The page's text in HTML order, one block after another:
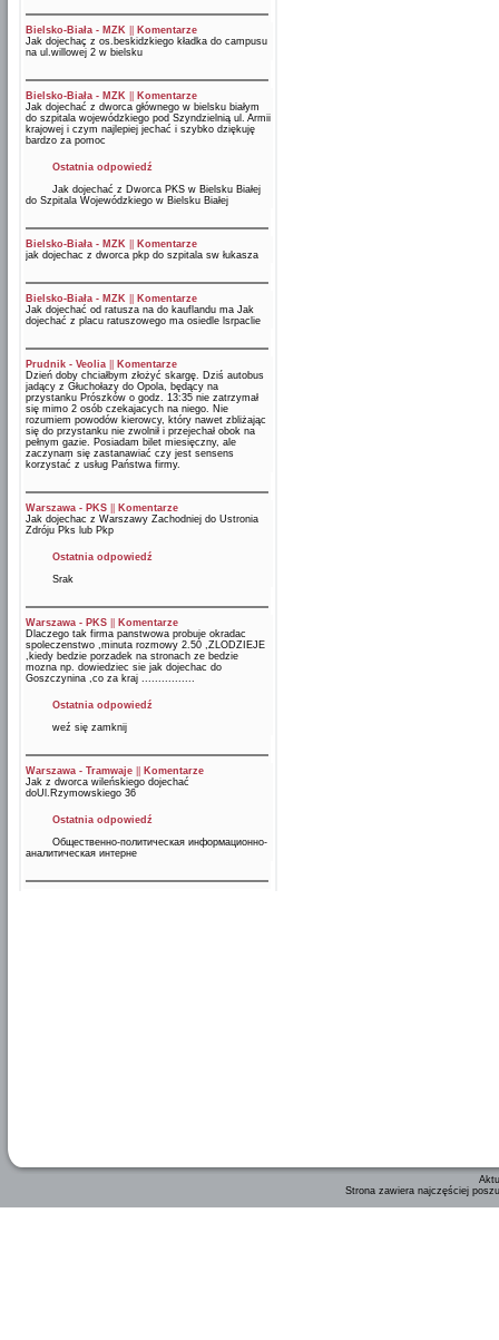
Bielsko-Biała - MZK
Komentarze
Jak dojechaç z os.beskidzkiego kładka do campusu
na ul.willowej 2 w bielsku
Bielsko-Biała - MZK
Komentarze
Jak dojechać z dworca głównego w bielsku białym
do szpitala wojewódzkiego pod Szyndzielnią ul. Armii
krajowej i czym najlepiej jechać i szybko dziękuję
bardzo za pomoc
Ostatnia odpowiedź
Jak dojechać z Dworca PKS w Bielsku Białej
do Szpitala Wojewódzkiego w Bielsku Białej
Bielsko-Biała - MZK
Komentarze
jak dojechac z dworca pkp do szpitala sw łukasza
Bielsko-Biała - MZK
Komentarze
Jak dojechać od ratusza na do kauflandu ma Jak
dojechać z placu ratuszowego ma osiedle lsrpaclie
Prudnik - Veolia
Komentarze
Dzień doby chciałbym złożyć skargę. Dziś autobus
jadący z Głuchołazy do Opola, będący na
przystanku Prószków o godz. 13:35 nie zatrzymał
się mimo 2 osób czekajacych na niego. Nie
rozumiem powodów kierowcy, który nawet zbliżając
się do przystanku nie zwolnił i przejechał obok na
pełnym gazie. Posiadam bilet miesięczny, ale
zaczynam się zastanawiać czy jest sensens
korzystać z usług Państwa firmy.
Warszawa - PKS
Komentarze
Jak dojechac z Warszawy Zachodniej do Ustronia
Zdróju Pks lub Pkp
Ostatnia odpowiedź
Srak
Warszawa - PKS
Komentarze
Dlaczego tak firma panstwowa probuje okradac
spoleczenstwo ,minuta rozmowy 2.50 ,ZLODZIEJE
,kiedy bedzie porzadek na stronach ze bedzie
mozna np. dowiedziec sie jak dojechac do
Goszczynina ,co za kraj ................
Ostatnia odpowiedź
weź się zamknij
Warszawa - Tramwaje
Komentarze
Jak z dworca wileńskiego dojechać
doUl.Rzymowskiego 36
Ostatnia odpowiedź
Общественно-политическая информационно-
аналитическая интерне
Strona zawiera najczęściej